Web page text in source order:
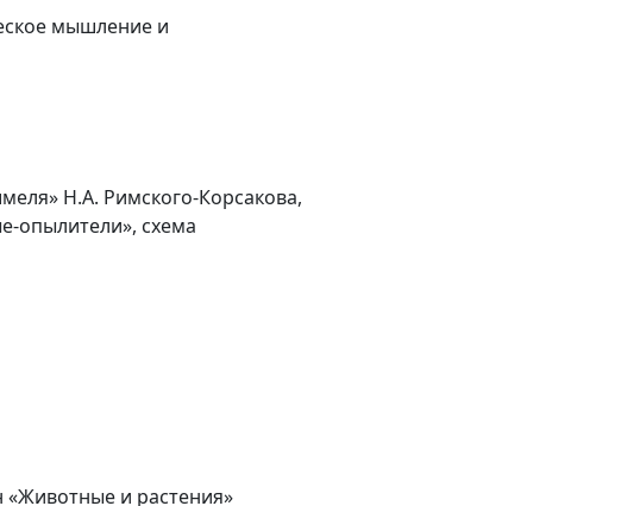
мышление и
Н.А. Римского-Корсакова,
опылители», схема
«Животные и растения»